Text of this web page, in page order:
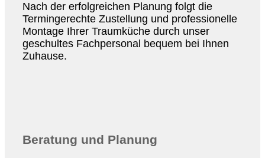
Nach der erfolgreichen Planung folgt die
Termingerechte Zustellung und professionelle
Montage Ihrer Traumküche durch unser
geschultes Fachpersonal bequem bei Ihnen
Zuhause.
Beratung und Planung